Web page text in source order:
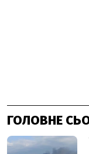
ГОЛОВНЕ